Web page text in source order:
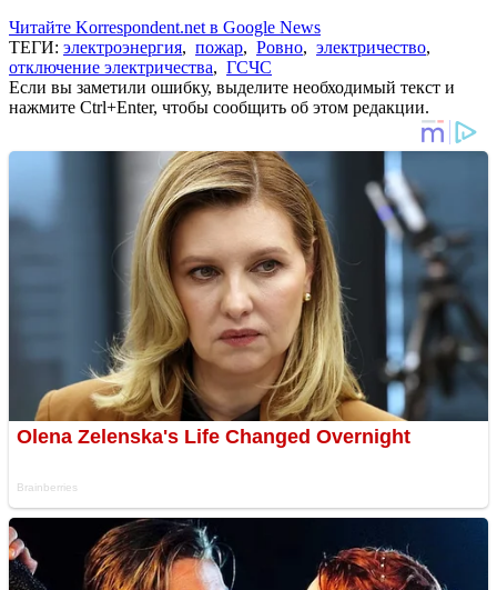
Читайте Korrespondent.net в Google News
ТЕГИ: электроэнергия, пожар, Ровно, электричество,
отключение электричества, ГСЧС
Если вы заметили ошибку, выделите необходимый текст и
нажмите Ctrl+Enter, чтобы сообщить об этом редакции.